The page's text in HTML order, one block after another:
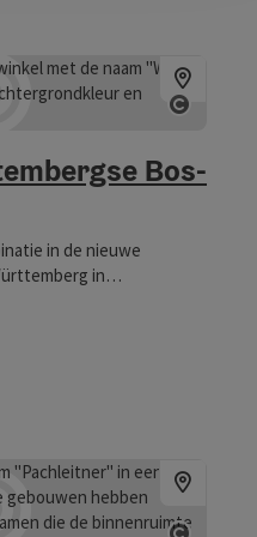
Bos-
in de nieuwe
in
geopend